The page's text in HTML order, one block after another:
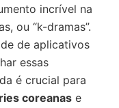
incrível na
ou “k-dramas”.
de aplicativos
essas
é crucial para
coreanas e